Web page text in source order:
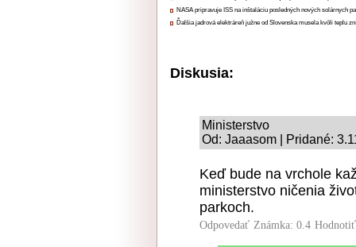
NASA pripravuje ISS na inštaláciu posledných nových solárnych
Ďalšia jadrová elektráreň južne od Slovenska musela kvôli teplu
Diskusia:
Ministerstvo
Od: Jaaasom | Pridané:
Keď bude na vrchole
ministerstvo ničenia
parkoch.
Odpovedať Známka: 0.4